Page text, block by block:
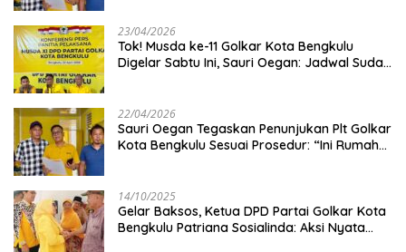
23/04/2026
‎Tok! Musda ke-11 Golkar Kota Bengkulu
Digelar Sabtu Ini, Sauri Oegan: Jadwal Sudah
22/04/2026
Sauri Oegan Tegaskan Penunjukan Plt Golkar
Kota Bengkulu Sesuai Prosedur: “Ini Rumah
14/10/2025
‎Gelar Baksos, Ketua DPD Partai Golkar Kota
Bengkulu Patriana Sosialinda: Aksi Nyata